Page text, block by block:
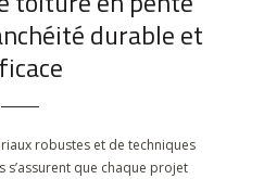
durable et
robustes et de techniques
s’assurent que chaque projet